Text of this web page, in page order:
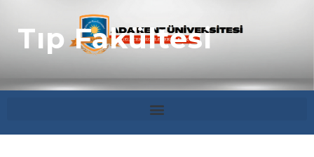
Tıp Fakültesi